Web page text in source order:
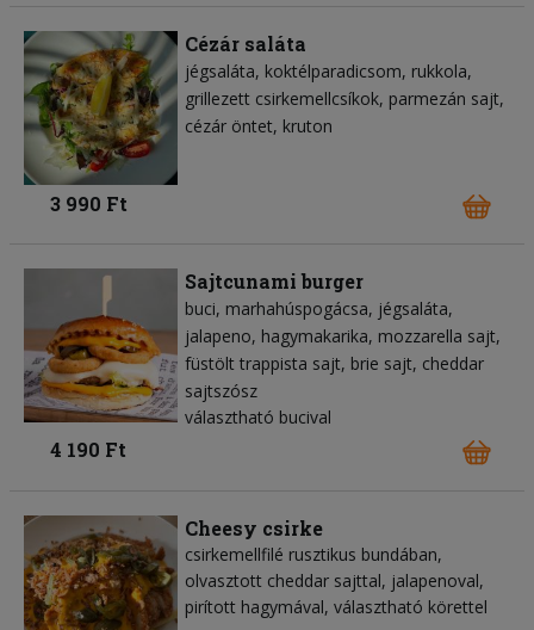
Cézár saláta
jégsaláta koktélparadicsom rukkola
grillezett csirkemellcsíkok parmezán sajt
cézár öntet kruton
3 990 Ft
Sajtcunami burger
buci marhahúspogácsa jégsaláta
jalapeno hagymakarika mozzarella sajt
füstölt trappista sajt brie sajt cheddar
sajtszósz
választható bucival
4 190 Ft
Cheesy csirke
csirkemellfilé rusztikus bundában,
olvasztott cheddar sajttal, jalapenoval,
pirított hagymával, választható körettel